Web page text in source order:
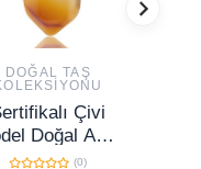
DOĞAL TAŞ
Çivi
Doğal Akik
Taşı Kolye
(0)